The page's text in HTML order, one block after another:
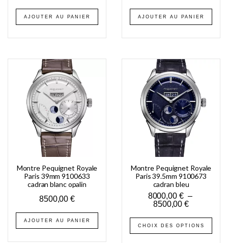
AJOUTER AU PANIER AJOUTER AU PANIER
Montre Pequignet Royale
Paris 39mm 9100633
cadran blanc opalin
8500,00€
AJOUTER AU PANIER
Montre Pequignet Royale
Paris 39.5mm 9100673
cadran bleu
8000,00 € –
8500,00€
CHOIX DES OPTIONS